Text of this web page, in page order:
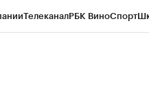
ТелеканалРБК ВиноСпорт